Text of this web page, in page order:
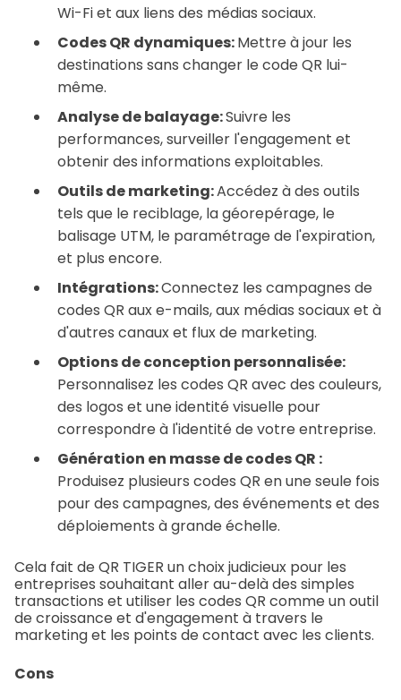
Wi-Fi et aux liens des médias sociaux.
Codes QR dynamiques:Mettre à jour les
destinations sans changer le code QR lui-
même.
Analyse de balayage:Suivre les
performances, surveiller l'engagement et
obtenir des informations exploitables.
Outils de marketing:Accédez à des outils
tels que le reciblage, la géorepérage, le
balisage UTM, le paramétrage de l'expiration,
et plus encore.
Intégrations:Connectez les campagnes de
codes QR aux e-mails, aux médias sociaux et à
d'autres canaux et flux de marketing.
Options de conception personnalisée:
Personnalisez les codes QR avec des couleurs,
des logos et une identité visuelle pour
correspondre à l'identité de votre entreprise.
Génération en masse de codes QR :
Produisez plusieurs codes QR en une seule fois
pour des campagnes, des événements et des
déploiements à grande échelle.
Cela fait de QR TIGER un choix judicieux pour les
entreprises souhaitant aller au-delà des simples
transactions et utiliser les codes QR comme un outil
de croissance et d'engagement à travers le
marketing et les points de contact avec les clients.
Cons